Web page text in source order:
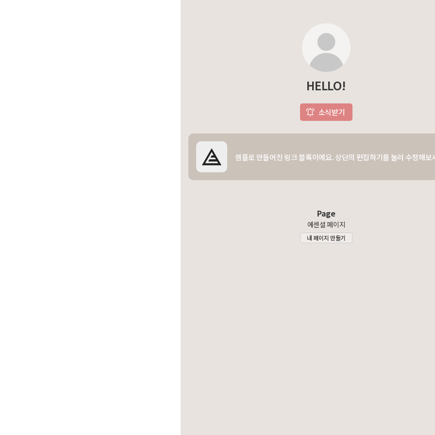
HELLO!
소식받기
샘플로 만들어진 링크 블록이에요. 상단의 편집하기를 눌러 수정해보
Page
에센셜 페이지
내 페이지 만들기